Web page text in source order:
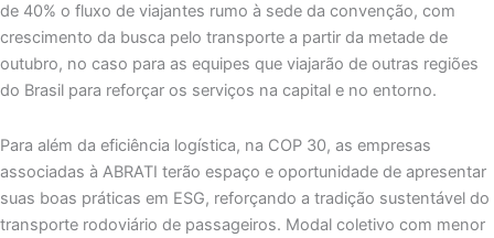
de 40% o fluxo de viajantes rumo à sede da convenção, com
crescimento da busca pelo transporte a partir da metade de
outubro, no caso para as equipes que viajarão de outras regiões
do Brasil para reforçar os serviços na capital e no entorno.
Para além da eficiência logística, na COP 30, as empresas
associadas à ABRATI terão espaço e oportunidade de apresentar
suas boas práticas em ESG, reforçando a tradição sustentável do
transporte rodoviário de passageiros. Modal coletivo com menor